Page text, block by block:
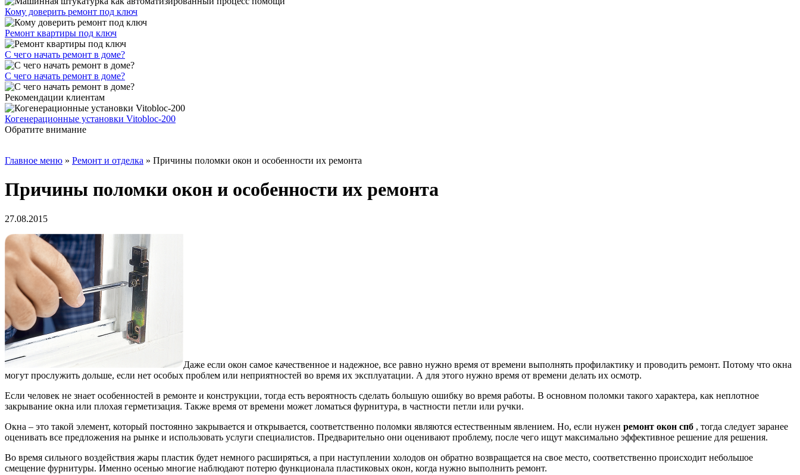
Кому доверить ремонт под ключ
Ремонт квартиры под ключ
С чего начать ремонт в доме?
С чего начать ремонт в доме?
Рекомендации клиентам
Когенерационные установки Vitobloc-200
Обратите внимание
Главное меню » Ремонт и отделка » Причины поломки окон и особенности их ремонта
Причины поломки окон и особенности их ремонта
27.08.2015
Даже если окон самое качественное и надежное, все равно нужно время от времени выполнять профилактику и проводить ремонт. Потому что окна
могут прослужить дольше, если нет особых проблем или неприятностей во время их эксплуатации. А для этого нужно время от времени делать их осмотр.
Если человек не знает особенностей в ремонте и конструкции, тогда есть вероятность сделать большую ошибку во время работы. В основном поломки такого характера, как неплотное
закрывание окна или плохая герметизация. Также время от времени может ломаться фурнитура, в частности петли или ручки.
Окна – это такой элемент, который постоянно закрывается и открывается, соответственно поломки являются естественным явлением. Но, если нужен ремонт окон спб , тогда следует заранее
оценивать все предложения на рынке и использовать услуги специалистов. Предварительно они оценивают проблему, после чего ищут максимально эффективное решение для решения.
Во время сильного воздействия жары пластик будет немного расширяться, а при наступлении холодов он обратно возвращается на свое место, соответственно происходит небольшое
смещение фурнитуры. Именно осенью многие наблюдают потерю функционала пластиковых окон, когда нужно выполнить ремонт.